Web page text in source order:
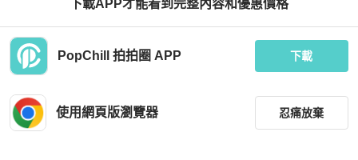
下載APP才能看到完整內容和優惠價格
PopChill 拍拍圈 APP 下載
使用網頁版瀏覽器 忍痛放棄